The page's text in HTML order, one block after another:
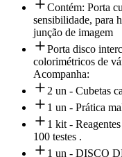
Contém: Porta
sensibilidade, para
junção de imagem
Porta disco
colorimétricos de
Acompanha:
2 un - Cubetas
1 un - Prática
1 kit -
100 testes .
1 un - DISCO